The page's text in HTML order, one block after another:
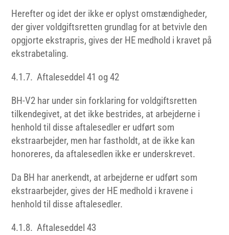
Herefter og idet der ikke er oplyst omstændigheder,
der giver voldgiftsretten grundlag for at betvivle den
opgjorte ekstrapris, gives der HE medhold i kravet på
ekstrabetaling.
4.1.7. Aftaleseddel 41 og 42
BH-V2 har under sin forklaring for voldgiftsretten
tilkendegivet, at det ikke bestrides, at arbejderne i
henhold til disse aftalesedler er udført som
ekstraarbejder, men har fastholdt, at de ikke kan
honoreres, da aftalesedlen ikke er underskrevet.
Da BH har anerkendt, at arbejderne er udført som
ekstraarbejder, gives der HE medhold i kravene i
henhold til disse aftalesedler.
4.1.8. Aftaleseddel 43